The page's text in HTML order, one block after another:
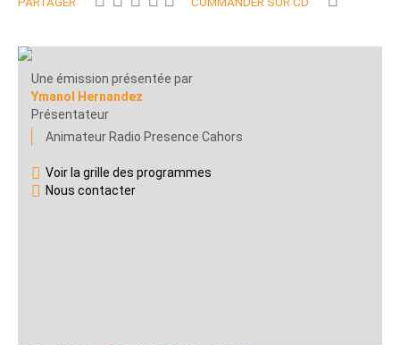
Une émission présentée par
Ymanol Hernandez
Présentateur
Animateur Radio Presence Cahors
Voir la grille des programmes
Nous contacter